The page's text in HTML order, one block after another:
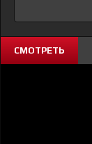
СМОТРЕТЬ